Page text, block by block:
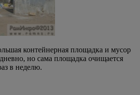
контейнерная площадка и мусор
но сама площадка очищается
в неделю.